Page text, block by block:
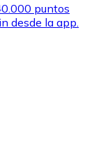
puntos
desde la app.